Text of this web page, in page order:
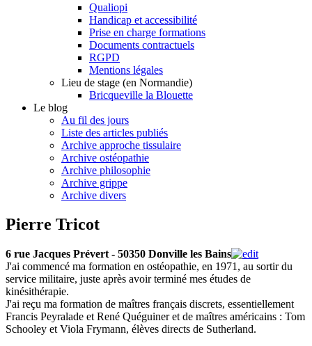
Qualiopi
Handicap et accessibilité
Prise en charge formations
Documents contractuels
RGPD
Mentions légales
Lieu de stage (en Normandie)
Bricqueville la Blouette
Le blog
Au fil des jours
Liste des articles publiés
Archive approche tissulaire
Archive ostéopathie
Archive philosophie
Archive grippe
Archive divers
Pierre Tricot
6 rue Jacques Prévert - 50350 Donville les Bains
J'ai commencé ma formation en ostéopathie, en 1971, au sortir du
service militaire, juste après avoir terminé mes études de
kinésithérapie.
J'ai reçu ma formation de maîtres français discrets, essentiellement
Francis Peyralade et René Quéguiner et de maîtres américains : Tom
Schooley et Viola Frymann, élèves directs de Sutherland.